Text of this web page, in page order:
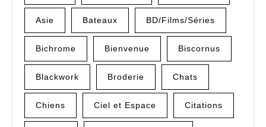
Asie Bateaux BD/Films/Séries
Bichrome Bienvenue Biscornus
Blackwork Broderie Chats
Chiens Ciel et Espace Citations